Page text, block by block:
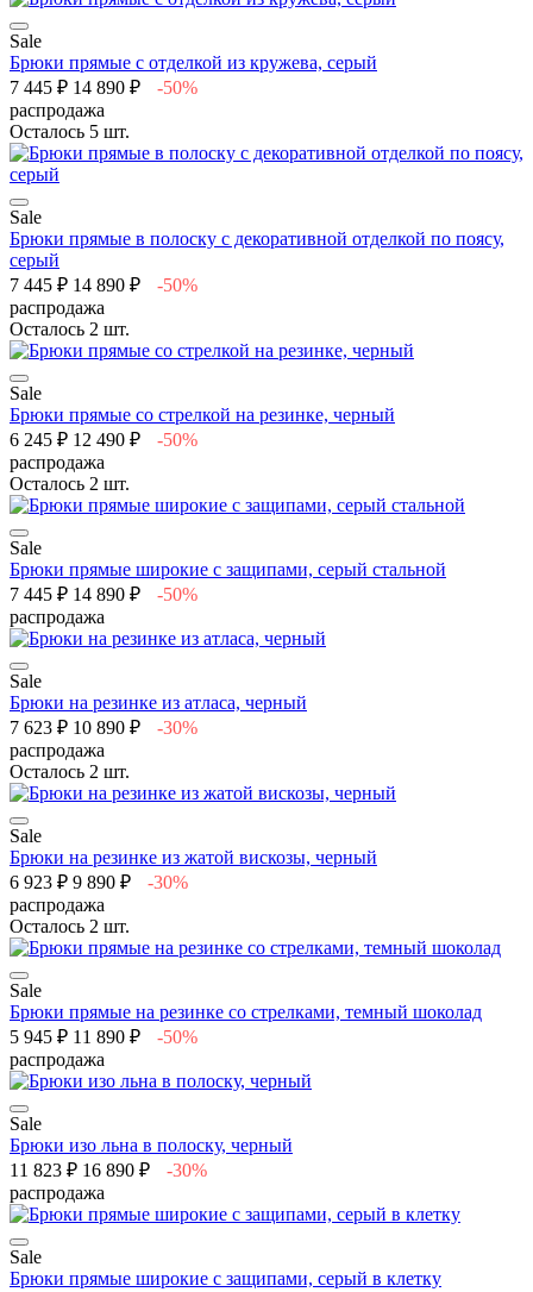
Sale
Брюки прямые с отделкой из кружева, серый
7 445 ₽ 14 890 ₽
-50%
распродажа
Осталось 5 шт.
Sale
Брюки прямые в полоску с декоративной отделкой по поясу,
серый
7 445 ₽ 14 890 ₽
-50%
распродажа
Осталось 2 шт.
Sale
Брюки прямые со стрелкой на резинке, черный
6 245 ₽ 12 490 ₽
-50%
распродажа
Осталось 2 шт.
Sale
Брюки прямые широкие с защипами, серый стальной
7 445 ₽ 14 890 ₽
-50%
распродажа
Sale
Брюки на резинке из атласа, черный
7 623 ₽ 10 890 ₽
-30%
распродажа
Осталось 2 шт.
Sale
Брюки на резинке из жатой вискозы, черный
6 923 ₽ 9 890 ₽
-30%
распродажа
Осталось 2 шт.
Sale
Брюки прямые на резинке со стрелками, темный шоколад
5 945 ₽ 11 890 ₽
-50%
распродажа
Sale
Брюки изо льна в полоску, черный
11 823 ₽ 16 890 ₽
-30%
распродажа
Sale
Брюки прямые широкие с защипами, серый в клетку